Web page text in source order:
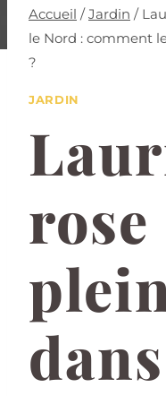
Accueil / Jardin /
le Nord : comment
?
JARDIN
rose